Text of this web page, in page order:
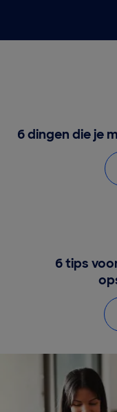
6 dingen die je
6 tips